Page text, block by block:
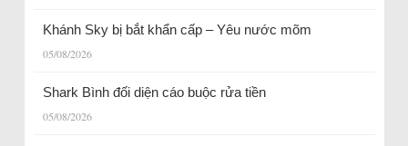
Khánh Sky bị bắt khẩn cấp – Yêu nước mõm
05/08/2026
Shark Bình đối diện cáo buộc rửa tiền
05/08/2026